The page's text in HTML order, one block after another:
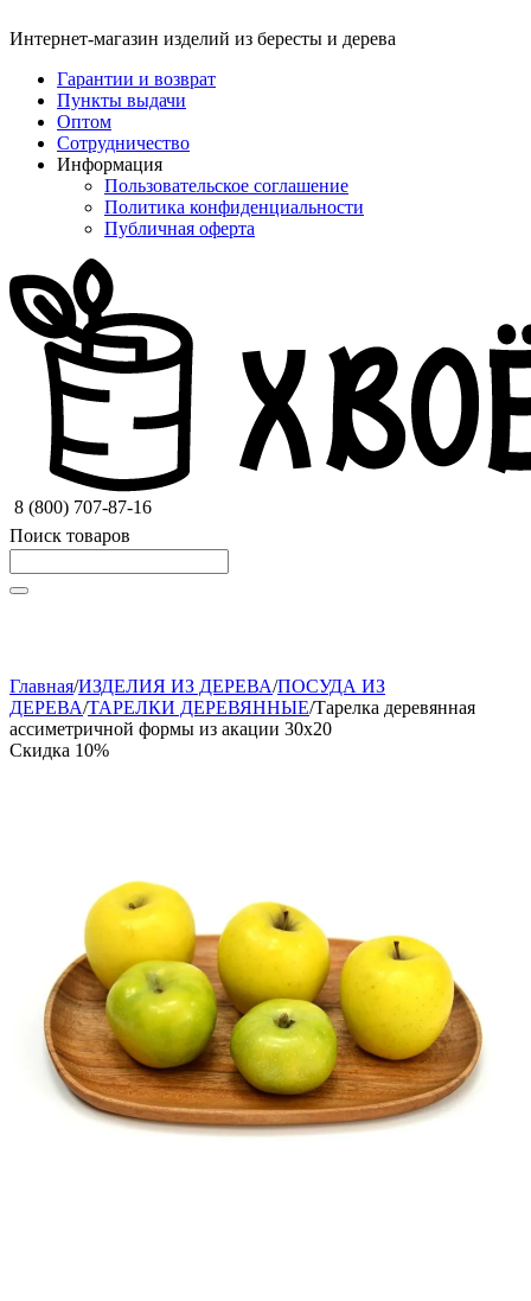
Интернет-магазин изделий из бересты и дерева
Гарантии и возврат
Пункты выдачи
Оптом
Сотрудничество
Информация
Пользовательское соглашение
Политика конфиденциальности
Публичная оферта
8 (800) 707-87-16
Поиск товаров
Главная/ИЗДЕЛИЯ ИЗ ДЕРЕВА/ПОСУДА ИЗ
ДЕРЕВА/ТАРЕЛКИ ДЕРЕВЯННЫЕ/Тарелка деревянная
ассиметричной формы из акации 30x20
Скидка 10%